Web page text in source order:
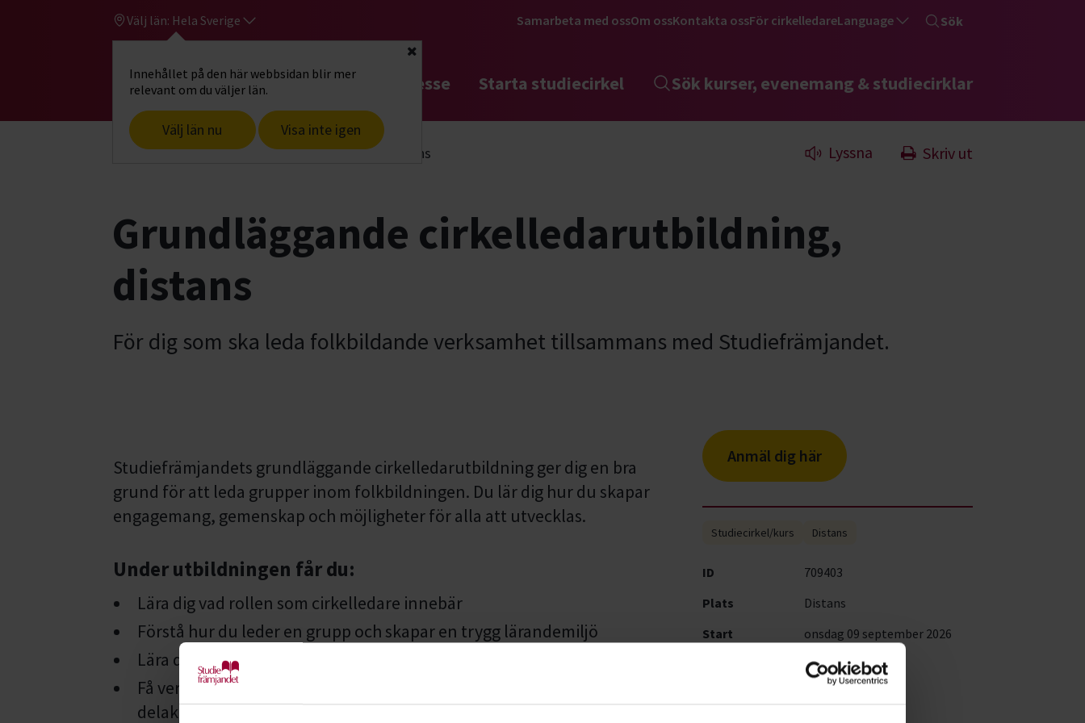
Välj län: Hela Sverige
Innehållet på den här webbsidan blir mer
relevant om du väljer län.
Välj län nu Visa inte igen
Stäng
Samarbeta med ossOm ossKontakta ossFör cirkelledareLanguage Sök
Gå till studiefrämjandets startsidaHitta intresse Starta studiecirkel Sök kurser, evenemang & studiecirklar
Start Grundläggande cirkelledarutbildning, distans Lyssna Skriv ut
Grundläggande cirkelledarutbildning,
distans
För dig som ska leda folkbildande verksamhet tillsammans med Studiefrämjandet.
Studiefrämjandets grundläggande cirkelledarutbildning ger dig en bra
grund för att leda grupper inom folkbildningen. Du lär dig hur du skapar
engagemang, gemenskap och möjligheter för alla att utvecklas.
Under utbildningen får du:
Lära dig vad rollen som cirkelledare innebär
Förstå hur du leder en grupp och skapar en trygg lärandemiljö
Lära dig om folkbildning – vad det är och varför det är viktigt
Få verktyg för att bygga en fungerande grupp med trygghet och
delaktighet
Anmäl dig här
Studiecirkel/kurs Distans
ID
709403
Plats
Distans
Start
onsdag 09 september 2026
18:00 - 21:00